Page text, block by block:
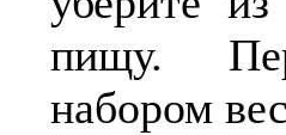
пищу.
набором